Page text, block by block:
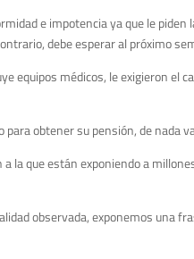
e impotencia ya que le
debe esperar al próximo
equipos médicos, le exigieron
obtener su pensión, de nada
la que están exponiendo a
observada, exponemos una